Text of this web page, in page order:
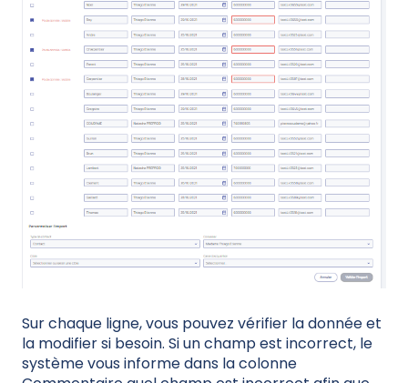
Sur chaque ligne, vous pouvez vérifier la donnée et
la modifier si besoin. Si un champ est incorrect, le
système vous informe dans la colonne